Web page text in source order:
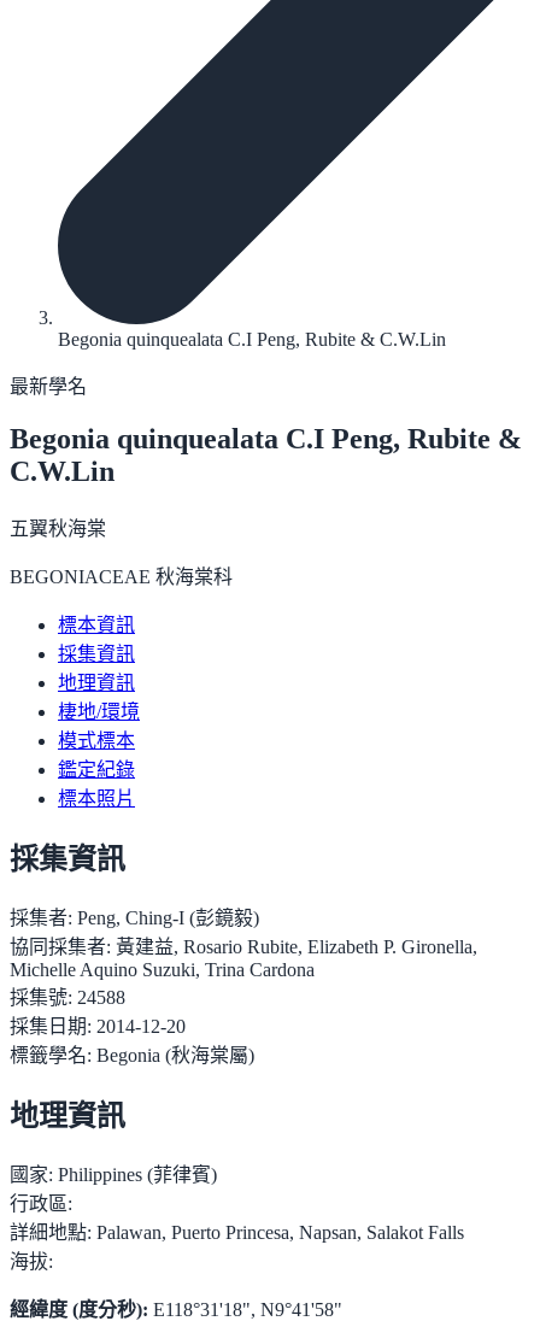
Begonia quinquealata C.I Peng, Rubite & C.W.Lin
最新學名
Begonia quinquealata C.I Peng, Rubite &
C.W.Lin
五翼秋海棠
BEGONIACEAE 秋海棠科
標本資訊
採集資訊
地理資訊
棲地/環境
模式標本
鑑定紀錄
標本照片
採集資訊
採集者: Peng, Ching-I (彭鏡毅)
協同採集者: 黃建益, Rosario Rubite, Elizabeth P. Gironella,
Michelle Aquino Suzuki, Trina Cardona
採集號: 24588
採集日期: 2014-12-20
標籤學名: Begonia (秋海棠屬)
地理資訊
國家: Philippines (菲律賓)
行政區:
詳細地點: Palawan, Puerto Princesa, Napsan, Salakot Falls
海拔:
經緯度 (度分秒): E118°31'18", N9°41'58"